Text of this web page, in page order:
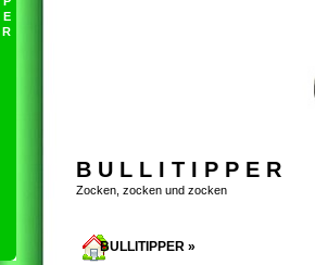
E
R
B U L L I T I P P E R
Zocken, zocken und zocken
BULLITIPPER »